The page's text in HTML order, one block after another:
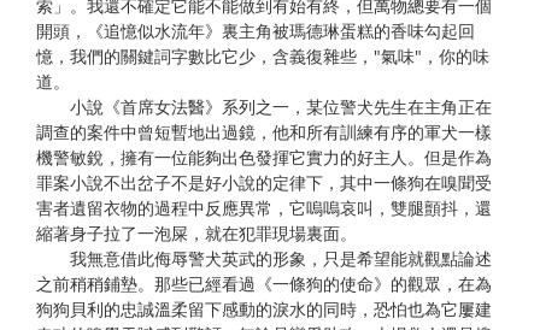
索」。我還不確定它能不能做到有始有終，但萬物總要有一個
開頭，《追憶似水流年》裏主角被瑪德琳蛋糕的香味勾起回
憶，我們的關鍵詞字數比它少，含義復雜些，"氣味"，你的味
道。
小說《首席女法醫》系列之一，某位警犬先生在主角正在
調查的案件中曾短暫地出過鏡，他和所有訓練有序的軍犬一樣
機警敏銳，擁有一位能夠出色發揮它實力的好主人。但是作為
罪案小說不出岔子不是好小說的定律下，其中一條狗在嗅聞受
害者遺留衣物的過程中反應異常，它嗚嗚哀叫，雙腿顫抖，還
縮著身子拉了一泡屎，就在犯罪現場裏面。
我無意借此侮辱警犬英武的形象，只是希望能就觀點論述
之前稍稍鋪墊。那些已經看過《一條狗的使命》的觀眾，在為
狗狗貝利的忠誠溫柔留下感動的淚水的同時，恐怕也為它屢建